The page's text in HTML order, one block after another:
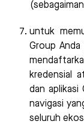
untuk
Group
kredensial
dan aplikasi
navigasi
seluruh